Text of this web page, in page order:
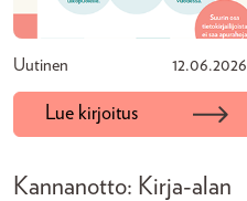
Uutinen 12.06.2026
Lue kirjoitus
Kannanotto: Kirja-alan